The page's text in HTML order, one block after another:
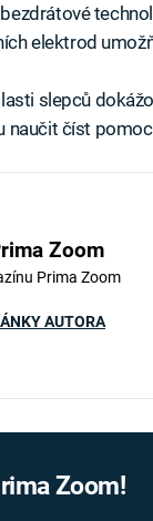
elektrod
slepců
naučit číst
Zoom
Prima Zoom
AUTORA
Zoom!